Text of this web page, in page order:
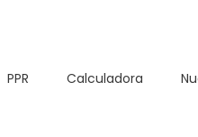
PPR Calculadora